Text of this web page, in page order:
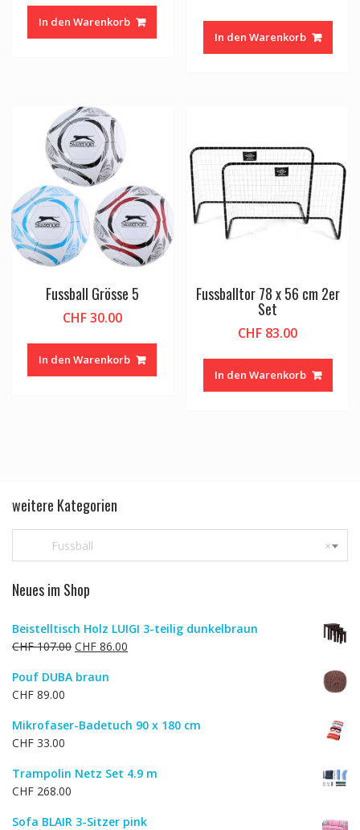
In den Warenkorb
In den Warenkorb
Fussball Grösse 5
CHF30.00
In den Warenkorb
Fussballtor 78 x 56 cm 2er
Set
CHF 83.00
In den Warenkorb
weitere Kategorien
×
Fussball
Neues im Shop
Beistelltisch Holz LUIGI 3-teilig dunkelbraun
CHF107.00 Ursprünglicher
war:
CHF 86.00
Pouf DUBA braun
CHF 89.00
Mikrofaser-Badetuch 90 x 180 cm
CHF 33.00
Trampolin Netz Set 4.9 m
CHF 268.00
Sofa BLAIR 3-Sitzer pink